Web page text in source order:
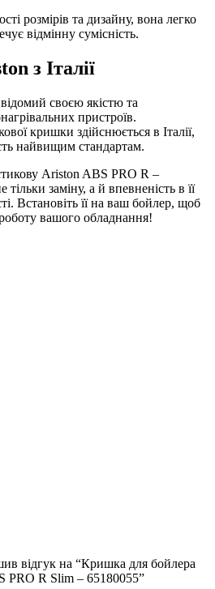
розмірів та дизайну, вона легко
відмінну сумісність.
з Італії
своєю якістю та
пристроїв.
кришки здійснюється в Італії,
найвищим стандартам.
Ariston ABS PRO R –
заміну, а й впевненість в її
Встановіть її на ваш бойлер, щоб
вашого обладнання!
відгук на “Кришка для бойлера
PRO R Slim – 65180055”